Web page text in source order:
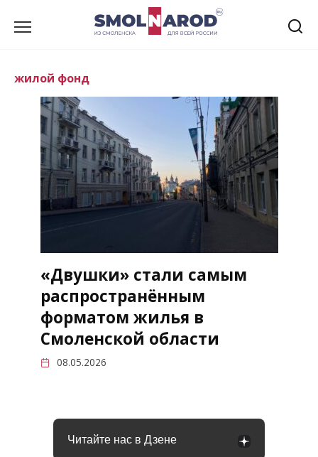
жилой фонд
«Двушки» стали самым
распространённым
форматом жилья в
Смоленской области
08.05.2026
Читайте нас в Дзене